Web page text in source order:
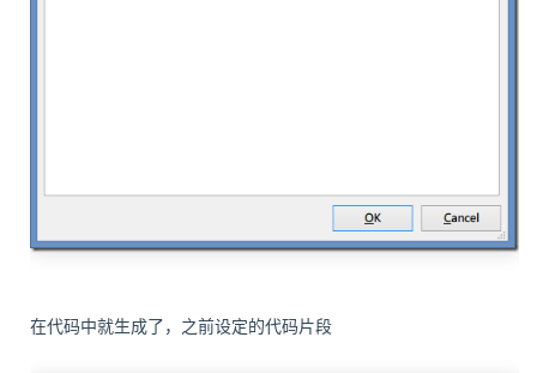
在代码中就生成了，之前设定的代码片段